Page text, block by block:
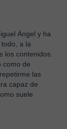
Ángel y ha
a la
los contenidos.
como de
las
capaz de
suele